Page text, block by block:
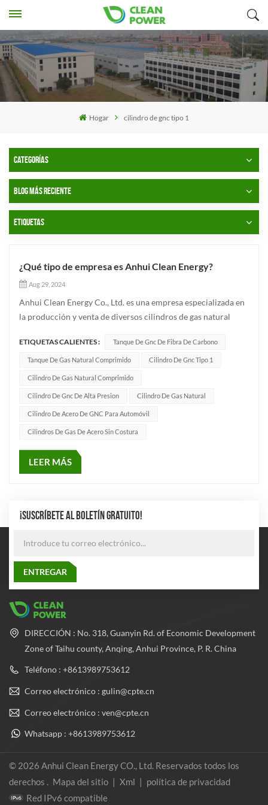
Hogar cilindro de gnc tipo 1
CATEGORÍAS
BLOG MÁS RECIENTE
ETIQUETAS
¿Qué tipo de empresa es Anhui Clean Energy?
Aug 29, 2024
Anhui Clean Energy Co., Ltd. es una empresa especializada en
la producción y venta de diversos cilindros de gas natural
contra incendios y otras empresas.Como excelente proveedor
de cilindros de gas, estamos comprometidos a satisfacer l...
ETIQUETAS CALIENTES : Tanque De Gnc De Fibra De Carbono
Tanque De Gas Natural Comprimido Cilindro De Gnc Tipo 1
Cilindro De Gas Natural Comprimido
Cilindro De Gnc De Alta Presion Cilindro De Gas Natural
Cilindro De Acero De GNC Para Automóvil
Cilindros De Gas De Acero Sin Costura
LEER MÁS
¡SUSCRÍBETE AL BOLETÍN GRATUITO!
DIRECCIÓN : No. 318, Guanyin Rd. of Economic Development
Zone of Taihu county, Anqing, Anhui Province, P. R. China
Teléfono : +8613989753612
Correo electrónico : gulin@cpte.cn
Correo electrónico : ven@cpte.cn
Whatsapp : +8613989753612
© 2026 Anhui Clean Energy CO., Ltd. Reservados todos los
derechos . Mapa del sitio | Xml | política de privacidad
Red IPv6 compatible